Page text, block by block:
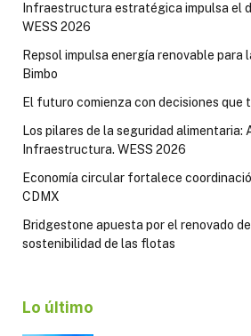
Infraestructura estratégica impulsa el
WESS 2026
Repsol impulsa energía renovable para
Bimbo
El futuro comienza con decisiones que
Los pilares de la seguridad alimentaria:
Infraestructura. WESS 2026
Economía circular fortalece
CDMX
Bridgestone apuesta por el renovado
sostenibilidad de las flotas
Lo último